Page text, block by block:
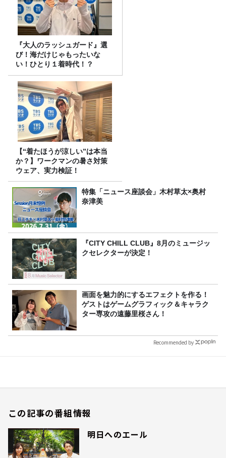
『大人のラッシュガード』選
び！海だけじゃもったいな
い！ひとり１着時代！？
【“着たほうが涼しい”は本当
か？】ワークマンの暑さ対策
ウェア、実力検証！
特集「ニュース座談会」木村草太×奥村
奈津美
『CITY CHILL CLUB』8月のミュージッ
クセレクターが決定！
画面を魅力的にするエフェクトを作る！
ゲストはゲームグラフィック＆キャラク
ター専攻の遠藤里桜さん！
Recommended by
この記事の番組情報
明日へのエール